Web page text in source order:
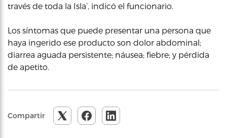
través de toda la Isla’, indicó el funcionario.
Los síntomas que puede presentar una persona que
haya ingerido ese producto son dolor abdominal;
diarrea aguada persistente; náusea; fiebre; y pérdida
de apetito.
Compartir